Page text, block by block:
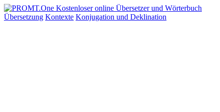
Übersetzung Kontexte Konjugation und Deklination